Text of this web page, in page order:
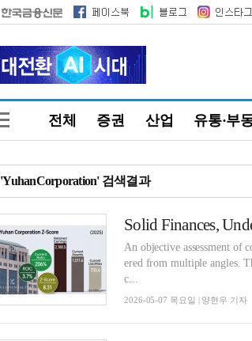
전체 증권 산업 유통·부
'YuhanCorporation' 검색결과
An objective assessment of
ered from multiple angles.
c...
2026-05-07 목요일 | 양현우 기자